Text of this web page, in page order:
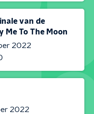
van de
Me To The Moon
2022
2022